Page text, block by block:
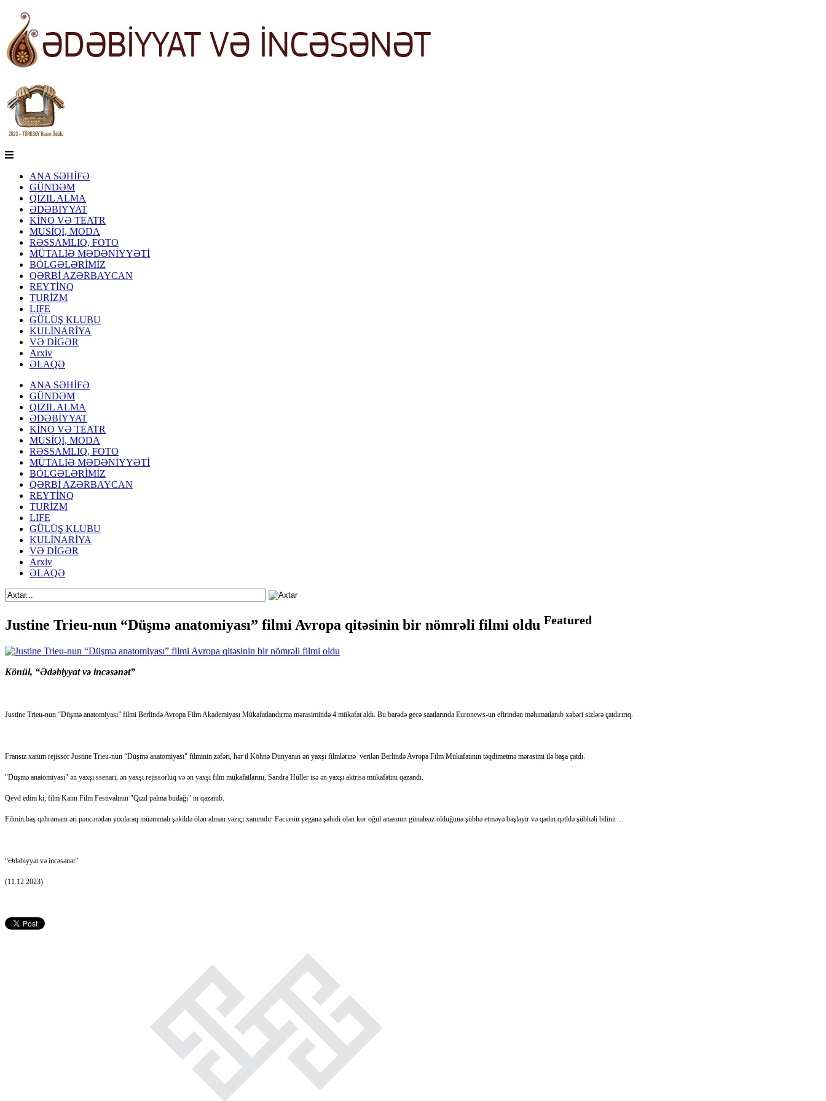
ANA SƏHİFƏ
GÜNDƏM
QIZIL ALMA
ƏDƏBİYYAT
KİNO VƏ TEATR
MUSİQİ, MODA
RƏSSAMLIQ, FOTO
MÜTALİƏ MƏDƏNİYYƏTİ
BÖLGƏLƏRİMİZ
QƏRBİ AZƏRBAYCAN
REYTİNQ
TURİZM
LIFE
GÜLÜŞ KLUBU
KULİNARİYA
VƏ DİGƏR
Arxiv
ƏLAQƏ
ANA SƏHİFƏ
GÜNDƏM
QIZIL ALMA
ƏDƏBİYYAT
KİNO VƏ TEATR
MUSİQİ, MODA
RƏSSAMLIQ, FOTO
MÜTALİƏ MƏDƏNİYYƏTİ
BÖLGƏLƏRİMİZ
QƏRBİ AZƏRBAYCAN
REYTİNQ
TURİZM
LIFE
GÜLÜŞ KLUBU
KULİNARİYA
VƏ DİGƏR
Arxiv
ƏLAQƏ
Justine Trieu-nun “Düşmə anatomiyası” filmi Avropa qitəsinin bir nömrəli filmi oldu Featured
Könül, “Ədəbiyyat və incəsənət”
Justine Trieu-nun “Düşmə anatomiyası” filmi Berlində Avropa Film Akademiyası Mükafatlandırma mərasimində 4 mükafat aldı. Bu barədə gecə saatlarında Euronews-un efirindən məlumatlanıb xəbəri sizlərə çatdırırıq.
Fransız xanım rejissor Justine Trieu-nun “Düşmə anatomiyası" filminin zəfəri, hər il Köhnə Dünyanın ən yaxşı filmlərinə verilən Berlində Avropa Film Mükafatının təqdimetmə mərasimi ilə başa çatdı.
"Düşmə anatomiyası" ən yaxşı ssenari, ən yaxşı rejissorluq və ən yaxşı film mükafatlarını, Sandra Hüller isə ən yaxşı aktrisa mükafatını qazandı.
Qeyd edim ki, film Kann Film Festivalının "Qızıl palma budağı" nı qazanıb.
Filmin baş qəhrəmanı əri pəncərədən yıxılaraq müəmmalı şəkildə ölən alman yazıçı xanımdır. Faciənin yeganə şahidi olan kor oğul anasının günahsız olduğuna şübhə etməyə başlayır və qadın qətldə şübhəli bilinir…
“Ədəbiyyat və incəsənət”
(11.12.2023)